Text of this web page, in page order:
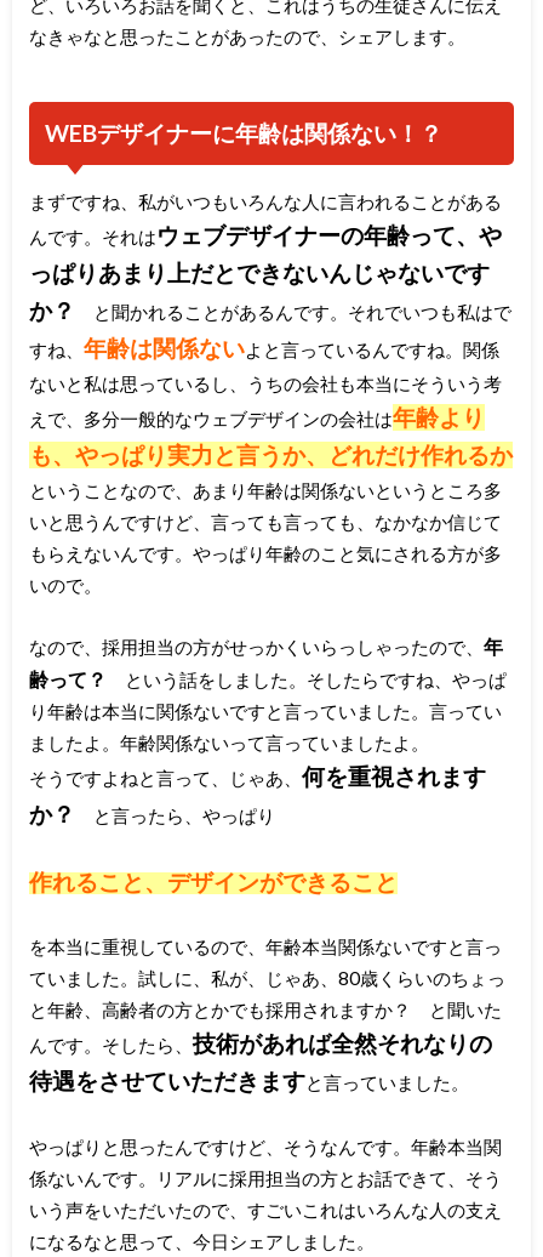
ど、いろいろお話を聞くと、これはうちの生徒さんに伝え
なきゃなと思ったことがあったので、シェアします。
WEBデザイナーに年齢は関係ない！？
まずですね、私がいつもいろんな人に言われることがある
んです。それはウェブデザイナーの年齢って、や
っぱりあまり上だとできないんじゃないです
か？
と聞かれることがあるんです。それでいつも私はで
すね、 年齢は関係ないよと言っているんですね。関係
ないと私は思っているし、うちの会社も本当にそういう考
えで、多分一般的なウェブデザインの会社は年齢より
も、やっぱり実力と言うか、どれだけ作れるか
ということなので、あまり年齢は関係ないというところ多
いと思うんですけど、言っても言っても、なかなか信じて
もらえないんです。やっぱり年齢のこと気にされる方が多
いので。
なので、採用担当の方がせっかくいらっしゃったので、 年
齢って？
という話をしました。そしたらですね、やっぱ
り年齢は本当に関係ないですと言っていました。言ってい
ましたよ。年齢関係ないって言っていましたよ。
そうですよねと言って、じゃあ、 何を重視されます
か？
と言ったら、やっぱり
作れること、デザインができること
を本当に重視しているので、年齢本当関係ないですと言っ
ていました。試しに、私が、じゃあ、80歳くらいのちょっ
と年齢、高齢者の方とかでも採用されますか？ と聞いた
んです。そしたら、技術があれば全然それなりの
待遇をさせていただきますと言っていました。
やっぱりと思ったんですけど、そうなんです。年齢本当関
係ないんです。リアルに採用担当の方とお話できて、そう
いう声をいただいたので、すごいこれはいろんな人の支え
になるなと思って、今日シェアしました。